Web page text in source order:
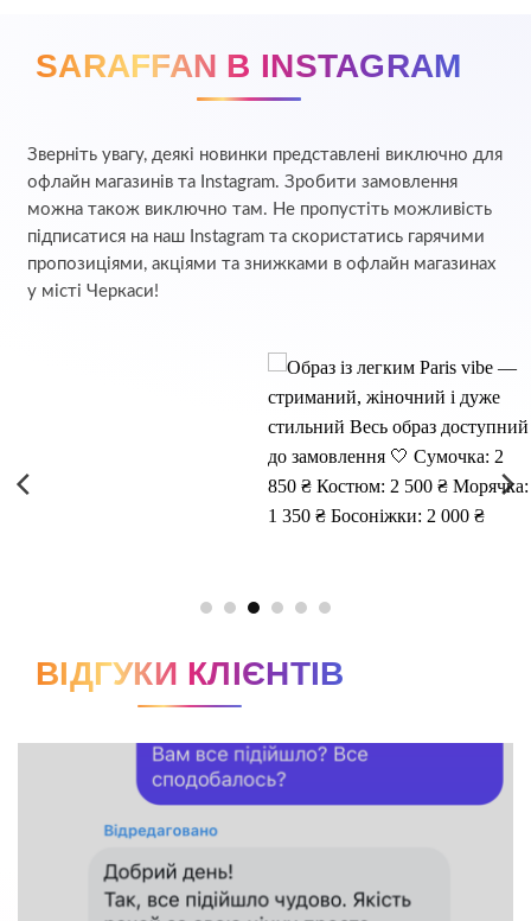
SARAFFAN В INSTAGRAM
Зверніть увагу, деякі новинки представлені виключно для
офлайн магазинів та Instagram. Зробити замовлення
можна також виключно там. Не пропустіть можливість
підписатися на наш Instagram та скористатись гарячими
пропозиціями, акціями та знижками в офлайн магазинах
у місті Черкаси!
ВІДГУКИ КЛІЄНТІВ